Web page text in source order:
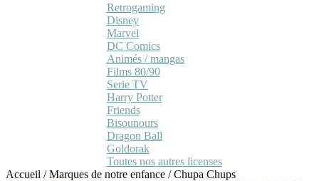
Retrogaming
Disney
Marvel
DC Comics
Animés / mangas
Films 80/90
Serie TV
Harry Potter
Friends
Bisounours
Dragon Ball
Goldorak
Toutes nos autres licenses
Accueil /Marques de notre enfance /Chupa Chups